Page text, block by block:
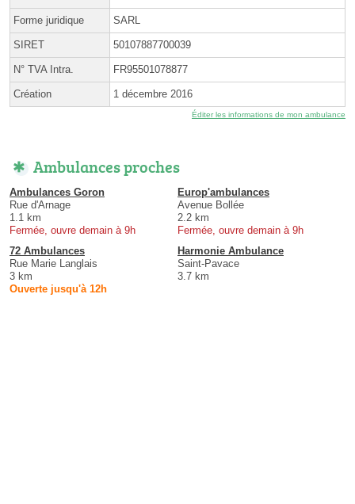
Forme juridique SARL
SIRET 50107887700039
N° TVA Intra. FR95501078877
Création 1 décembre 2016
Éditer les informations de mon ambulance
Ambulances proches
Ambulances Goron
Rue d'Arnage
1.1 km
Fermée, ouvre demain à 9h
Europ'ambulances
Avenue Bollée
2.2 km
Fermée, ouvre demain à 9h
72 Ambulances
Rue Marie Langlais
3 km
Ouverte jusqu'à 12h
Harmonie Ambulance
Saint-Pavace
3.7 km